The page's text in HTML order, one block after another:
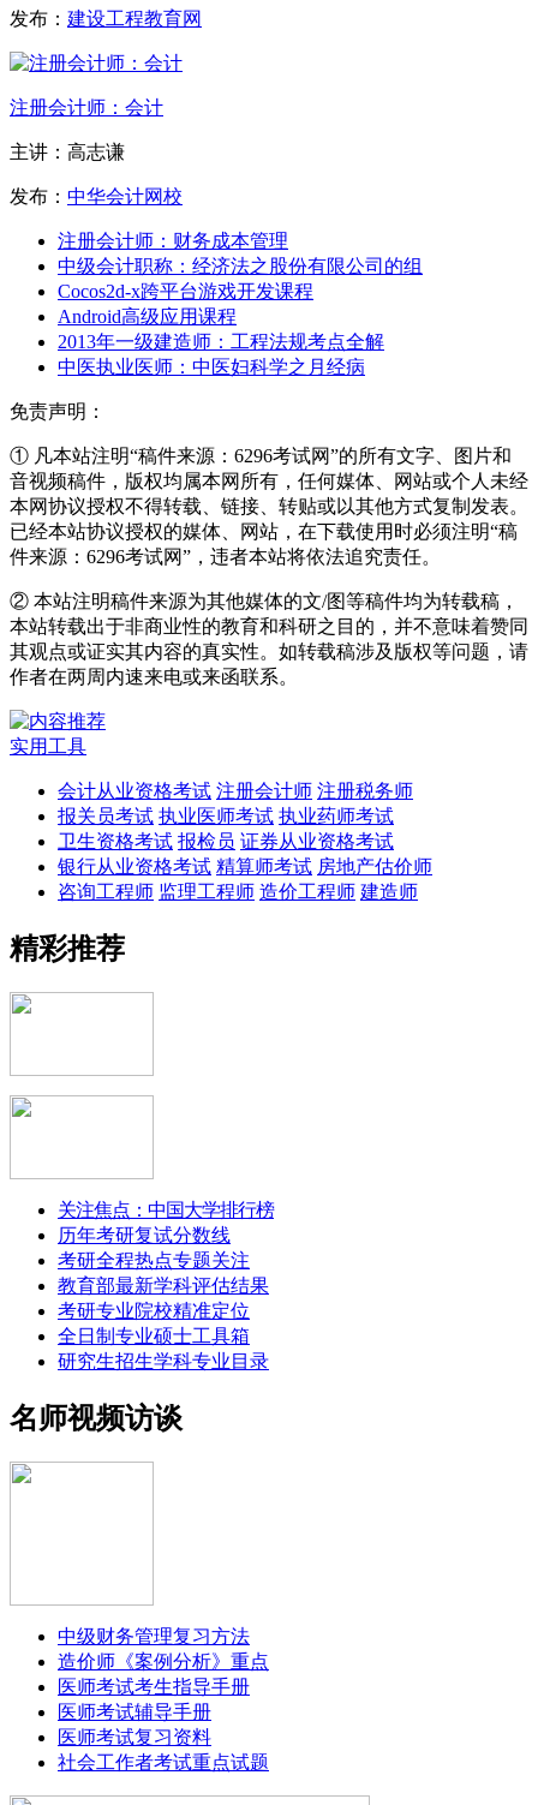
发布： 建设工程教育网
注册会计师：会计
主讲：高志谦
发布： 中华会计网校
注册会计师：财务成本管理
中级会计职称：经济法之股份有限公司的组
Cocos2d-x跨平台游戏开发课程
Android高级应用课程
2013年一级建造师：工程法规考点全解
中医执业医师：中医妇科学之月经病
免责声明：
① 凡本站注明“稿件来源：6296考试网”的所有文字、图片和
音视频稿件，版权均属本网所有，任何媒体、网站或个人未经
本网协议授权不得转载、链接、转贴或以其他方式复制发表。
已经本站协议授权的媒体、网站，在下载使用时必须注明“稿
件来源：6296考试网”，违者本站将依法追究责任。
② 本站注明稿件来源为其他媒体的文/图等稿件均为转载稿，
本站转载出于非商业性的教育和科研之目的，并不意味着赞同
其观点或证实其内容的真实性。如转载稿涉及版权等问题，请
作者在两周内速来电或来函联系。
实用工具
会计从业资格考试 注册会计师 注册税务师
报关员考试 执业医师考试 执业药师考试
卫生资格考试 报检员 证券从业资格考试
银行从业资格考试 精算师考试 房地产估价师
咨询工程师 监理工程师 造价工程师 建造师
精彩推荐
关注焦点：中国大学排行榜
历年考研复试分数线
考研全程热点专题关注
教育部最新学科评估结果
考研专业院校精准定位
全日制专业硕士工具箱
研究生招生学科专业目录
名师视频访谈
中级财务管理复习方法
造价师《案例分析》重点
医师考试考生指导手册
医师考试辅导手册
医师考试复习资料
社会工作者考试重点试题